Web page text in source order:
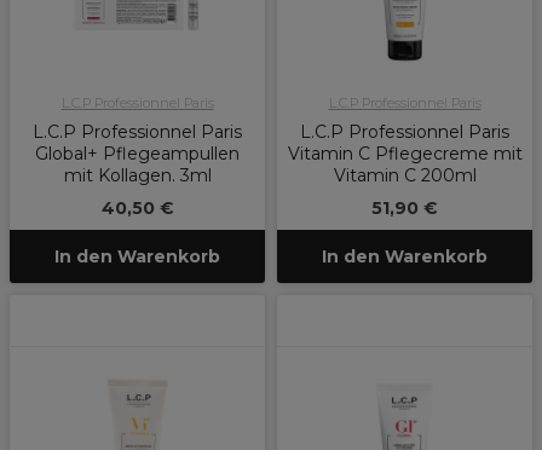
L.C.P Professionnel Paris
L.C.P Professionnel Paris
Global+ Pflegeampullen
mit Kollagen. 3ml
40,50 €
In den Warenkorb
L.C.P Professionnel Paris
L.C.P Professionnel Paris
Vitamin C Pflegecreme mit
Vitamin C 200ml
51,90 €
In den Warenkorb